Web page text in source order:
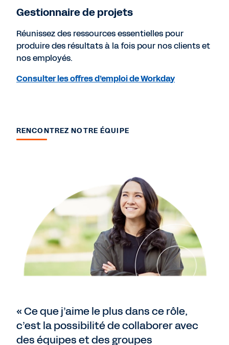
Gestionnaire de projets
Réunissez des ressources essentielles pour
produire des résultats à la fois pour nos clients et
nos employés.
Consulter les offres d’emploi de Workday
RENCONTREZ NOTRE ÉQUIPE
« Ce que j’aime le plus dans ce rôle,
c’est la possibilité de collaborer avec
des équipes et des groupes